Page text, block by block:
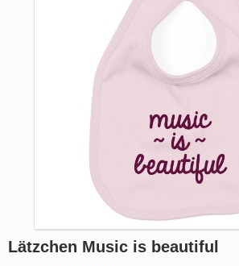
Lätzchen Music is beautiful